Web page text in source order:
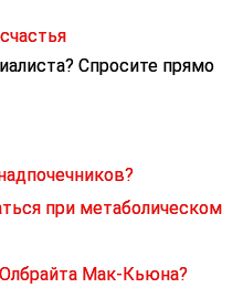
Спросите прямо
при метаболическом
Мак-Кьюна?